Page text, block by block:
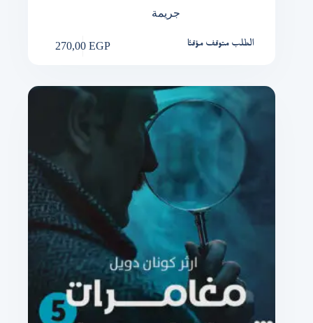
جريمة
270,00EGP الطلب متوقف مؤقتًا